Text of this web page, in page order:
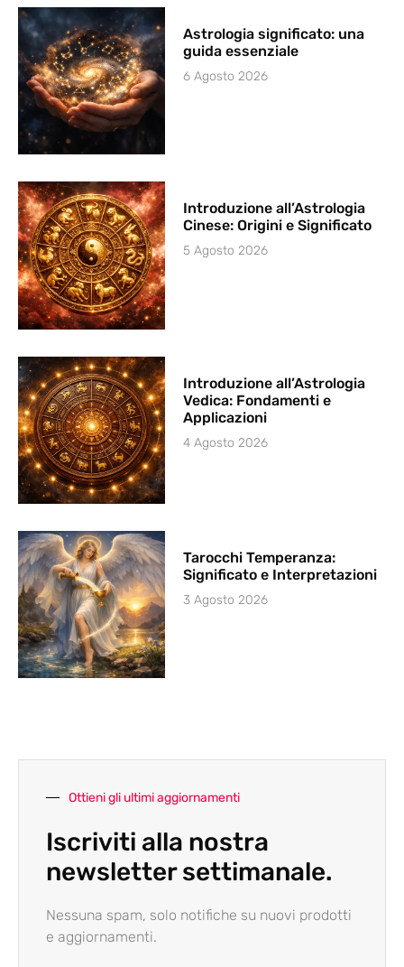
Astrologia significato: una
guida essenziale
6 Agosto 2026
Introduzione all’Astrologia
Cinese: Origini e Significato
5 Agosto 2026
Introduzione all’Astrologia
Vedica: Fondamenti e
Applicazioni
4 Agosto 2026
Tarocchi Temperanza:
Significato e Interpretazioni
3 Agosto 2026
Ottieni gli ultimi aggiornamenti
Iscriviti alla nostra
newsletter settimanale.
Nessuna spam, solo notifiche su nuovi prodotti
e aggiornamenti.